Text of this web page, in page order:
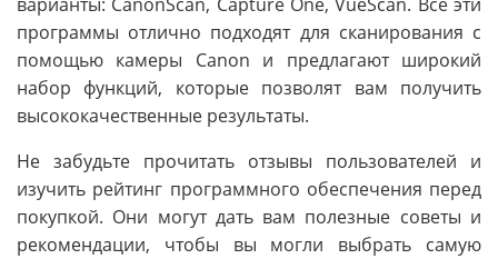
варианты: CanonScan, Capture One, VueScan. Все эти
программы отлично подходят для сканирования с
помощью камеры Canon и предлагают широкий
набор функций, которые позволят вам получить
высококачественные результаты.
Не забудьте прочитать отзывы пользователей и
изучить рейтинг программного обеспечения перед
покупкой. Они могут дать вам полезные советы и
рекомендации, чтобы вы могли выбрать самую